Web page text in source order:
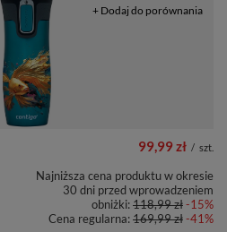
99,99 zł / szt.
Najniższa cena produktu w okresie
30 dni przed wprowadzeniem
obniżki:118,99 zł-15%
Cena regularna:169,99 zł-41%
+ Dodaj do porównania